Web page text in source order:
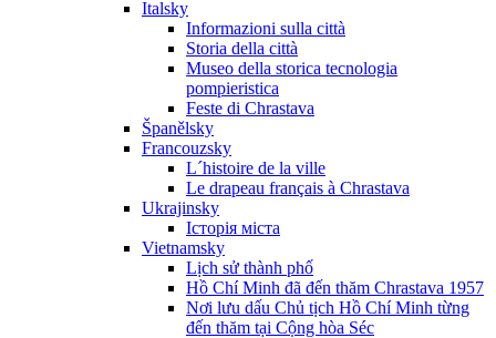
Italsky
Informazioni sulla città
Storia della città
Museo della storica tecnologia
pompieristica
Feste di Chrastava
Španělsky
Francouzsky
L´histoire de la ville
Le drapeau français à Chrastava
Ukrajinsky
Історія міста
Vietnamsky
Lịch sử thành phố
Hồ Chí Minh đã đến thăm Chrastava 1957
Nơi lưu dấu Chủ tịch Hồ Chí Minh từng
đến thăm tại Cộng hòa Séc